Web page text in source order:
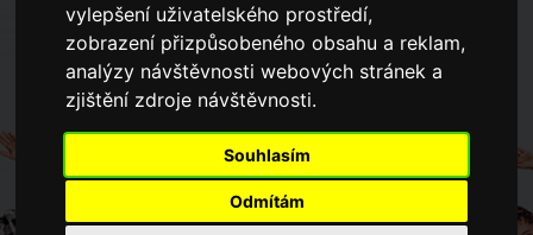
vylepšení uživatelského prostředí,
zobrazení přizpůsobeného obsahu a reklam,
analýzy návštěvnosti webových stránek a
zjištění zdroje návštěvnosti.
Souhlasím
Odmítám
Koncepce školství
Dny otevřených dveří ZŠ
Když potřebujete pomoci